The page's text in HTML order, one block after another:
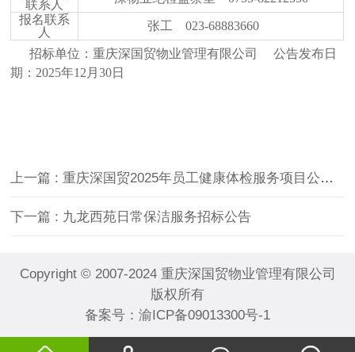
联系人
报名联系
人
张工 023-68883660
招标单位：重庆深国贸物业管理有限公司
公告发布日
期： 2025年12 月30日
上一篇 : 重庆深国贸2025年员工健康体检服务项目公开招标公告（二次）
下一篇 : 九龙西苑日常保洁服务招标公告
Copyright © 2007-2024 重庆深国贸物业管理有限公司
版权所有
备案号： 渝ICP备09013300号-1